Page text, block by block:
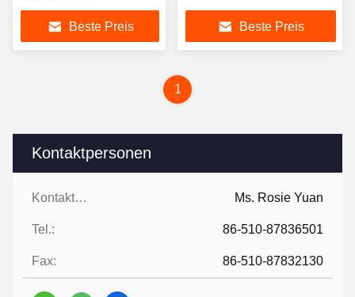
Kontaktpersonen
Kontaktpersonen: Ms. Rosie Yuan
Tel.: 86-510-87836501
Fax: 86-510-87832130
Beste Preis Beste Preis
1